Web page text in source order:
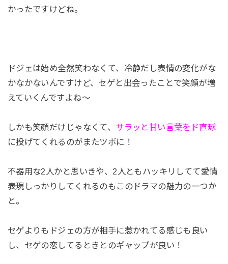
かったですけどね。
ドジェは始め全然笑わなくて、冷静だし表情の変化がな
かなかないんですけど、セゲと出会ったことで笑顔が増
えていくんですよね～
しかも笑顔だけじゃなくて、 サラッと甘い言葉をド直球
に投げてくれるのがまたツボに！
不器用な2人かと思いきや、2人ともハッキリしてて愛情
表現しっかりしてくれるのもこのドラマの魅力の一つか
と。
セゲよりもドジェの方が相手に惹かれてる感じも良い
し、セゲの恋してるときとのギャップが良い！